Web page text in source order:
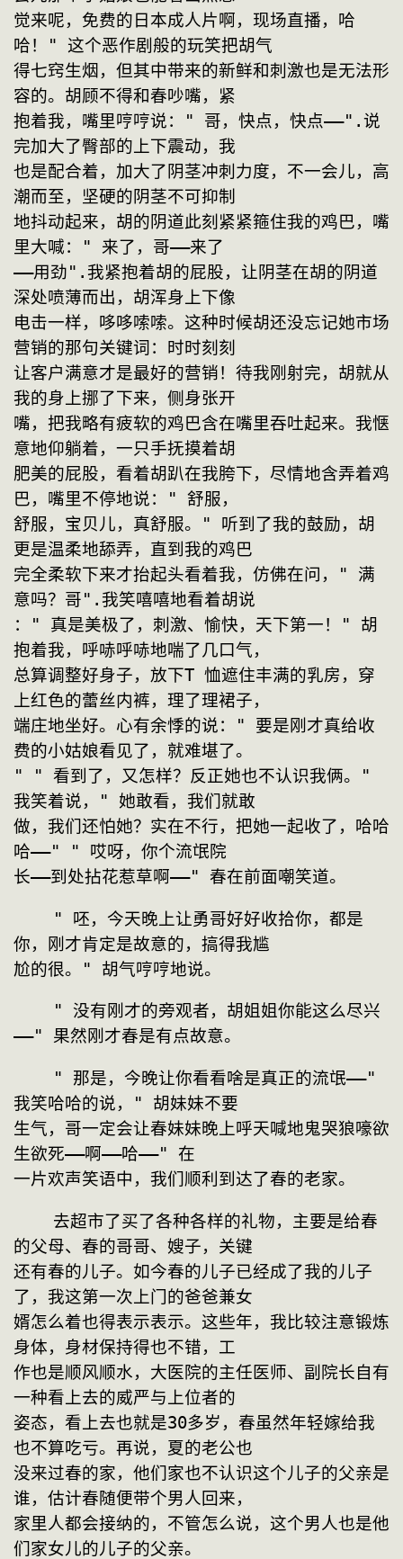
觉来呢，免费的日本成人片啊，现场直播，哈
哈！" 这个恶作剧般的玩笑把胡气
得七窍生烟，但其中带来的新鲜和刺激也是无法形
容的。胡顾不得和春吵嘴，紧
抱着我，嘴里哼哼说：" 哥，快点，快点——".说
完加大了臀部的上下震动，我
也是配合着，加大了阴茎冲刺力度，不一会儿，高
潮而至，坚硬的阴茎不可抑制
地抖动起来，胡的阴道此刻紧紧箍住我的鸡巴，嘴
里大喊：" 来了，哥——来了
——用劲".我紧抱着胡的屁股，让阴茎在胡的阴道
深处喷薄而出，胡浑身上下像
电击一样，哆哆嗦嗦。这种时候胡还没忘记她市场
营销的那句关键词：时时刻刻
让客户满意才是最好的营销！待我刚射完，胡就从
我的身上挪了下来，侧身张开
嘴，把我略有疲软的鸡巴含在嘴里吞吐起来。我惬
意地仰躺着，一只手抚摸着胡
肥美的屁股，看着胡趴在我胯下，尽情地含弄着鸡
巴，嘴里不停地说：" 舒服，
舒服，宝贝儿，真舒服。" 听到了我的鼓励，胡
更是温柔地舔弄，直到我的鸡巴
完全柔软下来才抬起头看着我，仿佛在问，" 满
意吗？哥".我笑嘻嘻地看着胡说
：" 真是美极了，刺激、愉快，天下第一！" 胡
抱着我，呼哧呼哧地喘了几口气，
总算调整好身子，放下T 恤遮住丰满的乳房，穿
上红色的蕾丝内裤，理了理裙子，
端庄地坐好。心有余悸的说：" 要是刚才真给收
费的小姑娘看见了，就难堪了。
" " 看到了，又怎样？反正她也不认识我俩。"
我笑着说，" 她敢看，我们就敢
做，我们还怕她？实在不行，把她一起收了，哈哈
哈——" " 哎呀，你个流氓院
长——到处拈花惹草啊——" 春在前面嘲笑道。
你，刚才肯定是故意的，搞得我尴
尬的很。" 胡气哼哼地说。
——" 果然刚才春是有点故意。
我笑哈哈的说，" 胡妹妹不要
生气，哥一定会让春妹妹晚上呼天喊地鬼哭狼嚎欲
生欲死——啊——哈——" 在
一片欢声笑语中，我们顺利到达了春的老家。
的父母、春的哥哥、嫂子，关键
还有春的儿子。如今春的儿子已经成了我的儿子
了，我这第一次上门的爸爸兼女
婿怎么着也得表示表示。这些年，我比较注意锻炼
身体，身材保持得也不错，工
作也是顺风顺水，大医院的主任医师、副院长自有
一种看上去的威严与上位者的
姿态，看上去也就是30多岁，春虽然年轻嫁给我
也不算吃亏。再说，夏的老公也
没来过春的家，他们家也不认识这个儿子的父亲是
谁，估计春随便带个男人回来，
家里人都会接纳的，不管怎么说，这个男人也是他
们家女儿的儿子的父亲。